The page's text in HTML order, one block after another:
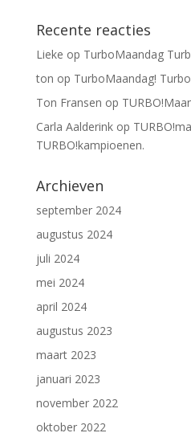
Recente reacties
Lieke op TurboMaandag
ton op TurboMaandag!
Ton Fransen op
Carla Aalderinkop
TURBO!kampioenen.
Archieven
september 2024
augustus 2024
juli 2024
mei 2024
april 2024
augustus 2023
maart 2023
januari 2023
november 2022
oktober 2022